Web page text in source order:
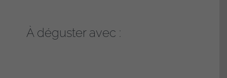
À déguster avec :